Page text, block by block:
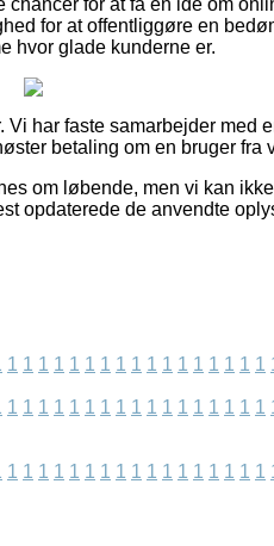
for at offentliggøre en
hvor glade kunderne er.
har faste samarbejder med
betaling om en bruger fra
om løbende, men vi kan
opdaterede de anvendte
1 1 1 1 1 1 1 1 1 1 1 1 1 1 1 1 1
1 1 1 1 1 1 1 1 1 1 1 1 1 1 1 1 1
1 1 1 1 1 1 1 1 1 1 1 1 1 1 1 1 1